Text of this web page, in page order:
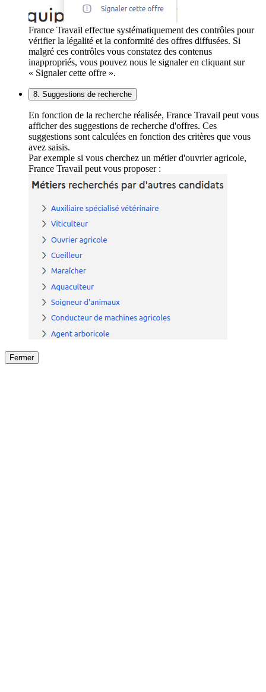
France Travail effectue systématiquement des contrôles pour
vérifier la légalité et la conformité des offres diffusées. Si
malgré ces contrôles vous constatez des contenus
inappropriés, vous pouvez nous le signaler en cliquant sur
« Signaler cette offre ».
8. Suggestions de recherche
En fonction de la recherche réalisée, France Travail peut vous
afficher des suggestions de recherche d'offres. Ces
suggestions sont calculées en fonction des critères que vous
avez saisis.
Par exemple si vous cherchez un métier d'ouvrier agricole,
France Travail peut vous proposer :
Fermer